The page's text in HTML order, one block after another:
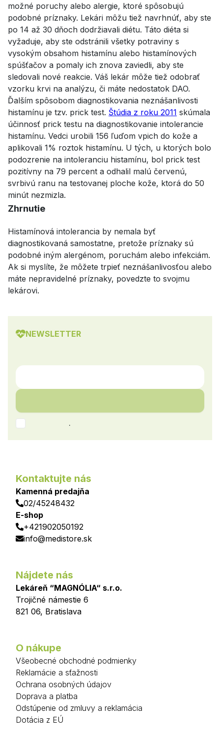
možné poruchy alebo alergie, ktoré spôsobujú
podobné príznaky. Lekári môžu tiež navrhnúť, aby ste
po 14 až 30 dňoch dodržiavali diétu. Táto diéta si
vyžaduje, aby ste odstránili všetky potraviny s
vysokým obsahom histamínu alebo histamínových
spúšťačov a pomaly ich znova zaviedli, aby ste
sledovali nové reakcie. Váš lekár môže tiež odobrať
vzorku krvi na analýzu, či máte nedostatok DAO.
Ďalším spôsobom diagnostikovania neznášanlivosti
histamínu je tzv. prick test. Štúdia z roku 2011 skúmala
účinnosť prick testu na diagnostikovanie intolerancie
histamínu. Vedci urobili 156 ľuďom vpich do kože a
aplikovali 1% roztok histamínu. U tých, u ktorých bolo
podozrenie na intoleranciu histamínu, bol prick test
pozitívny na 79 percent a odhalil malú červenú,
svrbivú ranu na testovanej ploche kože, ktorá do 50
minút nezmizla.
Zhrnutie
Histamínová intolerancia by nemala byť
diagnostikovaná samostatne, pretože príznaky sú
podobné iným alergénom, poruchám alebo infekciám.
Ak si myslíte, že môžete trpieť neznášanlivosťou alebo
máte nepravidelné príznaky, povedzte to svojmu
lekárovi.
NEWSLETTER
.
Kontaktujte nás
Kamenná predajňa
02/45248432
E-shop
+421902050192
info@medistore.sk
Nájdete nás
Lekáreň “MAGNÓLIA“ s.r.o.
Trojičné námestie 6
821 06, Bratislava
O nákupe
Všeobecné obchodné podmienky
Reklamácie a sťažnosti
Ochrana osobných údajov
Doprava a platba
Odstúpenie od zmluvy a reklamácia
Dotácia z EÚ